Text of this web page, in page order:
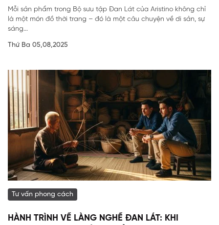
Mỗi sản phẩm trong Bộ sưu tập Đan Lát của Aristino không chỉ
là một món đồ thời trang – đó là một câu chuyện về di sản, sự
sáng...
Thứ Ba 05,08,2025
Tư vấn phong cách
HÀNH TRÌNH VỀ LÀNG NGHỀ ĐAN LÁT: KHI